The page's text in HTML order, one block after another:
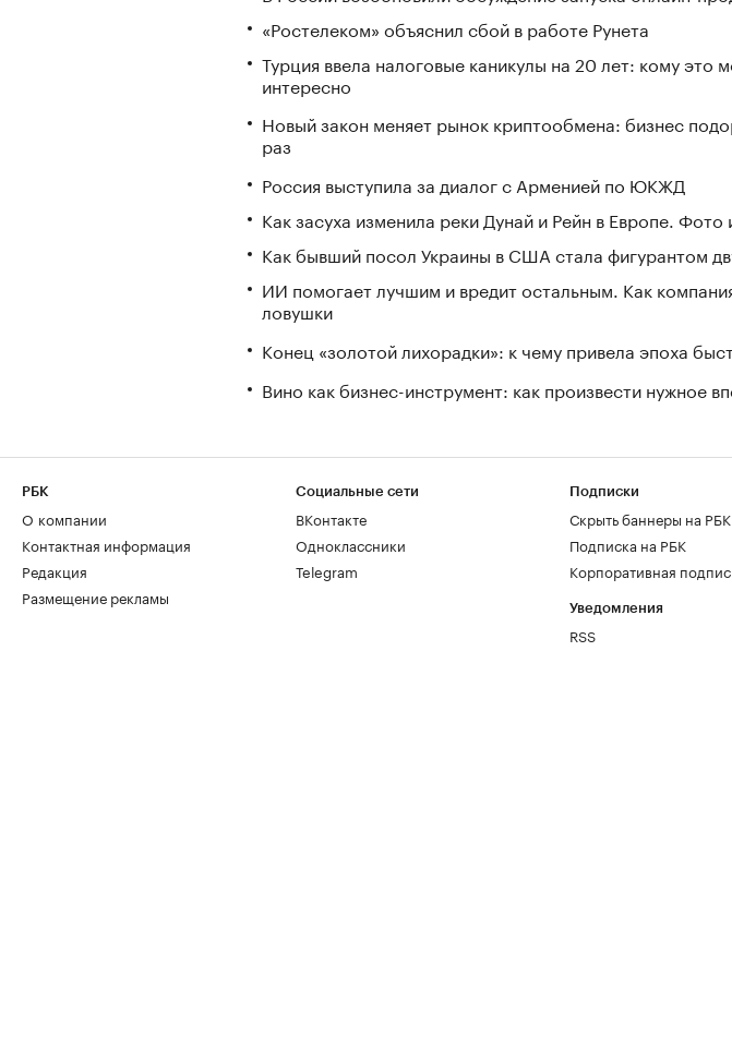
«Ростелеком» объяснил сбой в работе Рунета
Турция ввела налоговые каникулы на 20 лет: кому это
интересно
Новый закон меняет рынок криптообмена: бизнес
раз
Россия выступила за диалог с Арменией по ЮКЖД
Как засуха изменила реки Дунай и Рейн в Европе. Фото
Как бывший посол Украины в США стала фигурантом
ИИ помогает лучшим и вредит остальным. Как
ловушки
Конец «золотой лихорадки»: к чему привела эпоха
Вино как бизнес-инструмент: как произвести нужное
РБК
О компании
Контактная информация
Редакция
Размещение рекламы
Социальные сети
ВКонтакте
Одноклассники
Telegram
Подписки
Скрыть баннеры на РБК
Подписка на РБК
Корпоративная
Уведомления
RSS